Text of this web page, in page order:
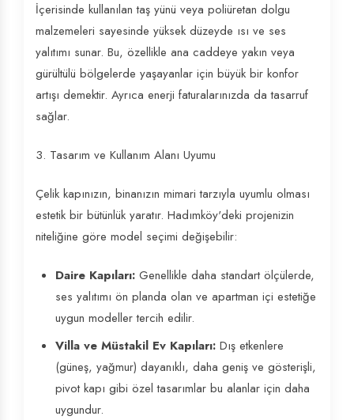
İçerisinde kullanılan taş yünü veya poliüretan dolgu
malzemeleri sayesinde yüksek düzeyde ısı ve ses
yalıtımı sunar. Bu, özellikle ana caddeye yakın veya
gürültülü bölgelerde yaşayanlar için büyük bir konfor
artışı demektir. Ayrıca enerji faturalarınızda da tasarruf
sağlar.
3. Tasarım ve Kullanım Alanı Uyumu
Çelik kapınızın, binanızın mimari tarzıyla uyumlu olması
estetik bir bütünlük yaratır. Hadımköy'deki projenizin
niteliğine göre model seçimi değişebilir:
Daire Kapıları: Genellikle daha standart ölçülerde,
ses yalıtımı ön planda olan ve apartman içi estetiğe
uygun modeller tercih edilir.
Villa ve Müstakil Ev Kapıları: Dış etkenlere
(güneş, yağmur) dayanıklı, daha geniş ve gösterişli,
pivot kapı gibi özel tasarımlar bu alanlar için daha
uygundur.